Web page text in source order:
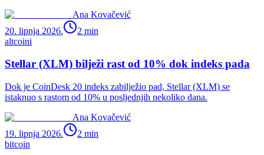
Ana Kovačević
20. lipnja 2026.
2 min
altcoini
Stellar (XLM) bilježi rast od 10% dok indeks pada
Dok je CoinDesk 20 indeks zabilježio pad, Stellar (XLM) se
istaknuo s rastom od 10% u posljednjih nekoliko dana.
Ana Kovačević
19. lipnja 2026.
2 min
bitcoin